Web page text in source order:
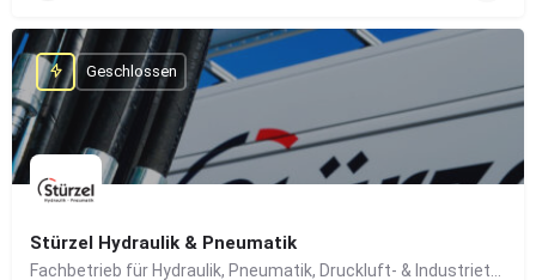
Stürzel Hydraulik & Pneumatik
Geschlossen